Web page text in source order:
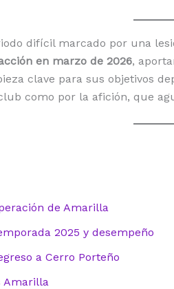
difícil marcado por una
en marzo de 2026,
clave para sus objetivos
como por la afición, que
de Amarilla
2025 y desempeño
a Cerro Porteño
Amarilla